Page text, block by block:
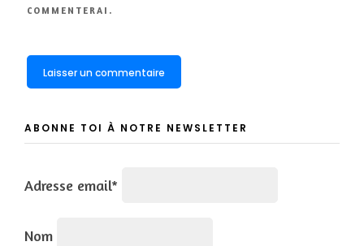
COMMENTERAI.
ABONNE TOI À NOTRE NEWSLETTER
Adresse email*
Nom